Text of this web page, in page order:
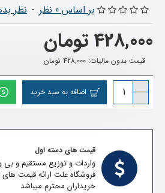
بر اساس 0 نظر - نظر
428,000 تومان
قیمت بدون مالیات: 428,000 تومان
اضافه به سبد خرید
قیمت های دسته اول
واردات و توزیع مستقیم و بی
فروشگاه علت ارائه قیمت های
خریداران محترم میباشد